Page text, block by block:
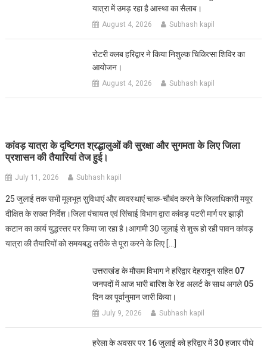
यात्रा में उमड़ रहा है आस्था का सैलाब।
August 4, 2026 Subhash kapil
रोटरी क्लब हरिद्वार ने किया निशुल्क चिकित्सा शिविर का
आयोजन।
August 4, 2026 Subhash kapil
कांवड़ यात्रा के दृष्टिगत श्रद्धालुओं की सुरक्षा और सुगमता के लिए जिला
प्रशासन की तैयारियां तेज हुई।
July 11, 2026 Subhash kapil
25 जुलाई तक सभी मूलभूत सुविधाएं और व्यवस्थाएं चाक-चौबंद करने के जिलाधिकारी मयूर
दीक्षित के सख्त निर्देश।जिला पंचायत एवं सिंचाई विभाग द्वारा कांवड़ पटरी मार्ग पर झाड़ी
कटान का कार्य युद्धस्तर पर किया जा रहा है।आगामी 30 जुलाई से शुरू हो रही पावन कांवड़
यात्रा की तैयारियों को समयबद्ध तरीके से पूरा करने के लिए […]
उत्तराखंड के मौसम विभाग ने हरिद्वार देहरादून सहित 07
जनपदों में आज भारी बारिश के रेड अलर्ट के साथ अगले 05
दिन का पूर्वानुमान जारी किया।
July 9, 2026 Subhash kapil
हरेला के अवसर पर 16 जुलाई को हरिद्वार में 30 हजार पौधे